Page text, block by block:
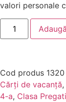
valori personale
Cod produs 1320
Cărți de vacanță,
4-a, Clasa